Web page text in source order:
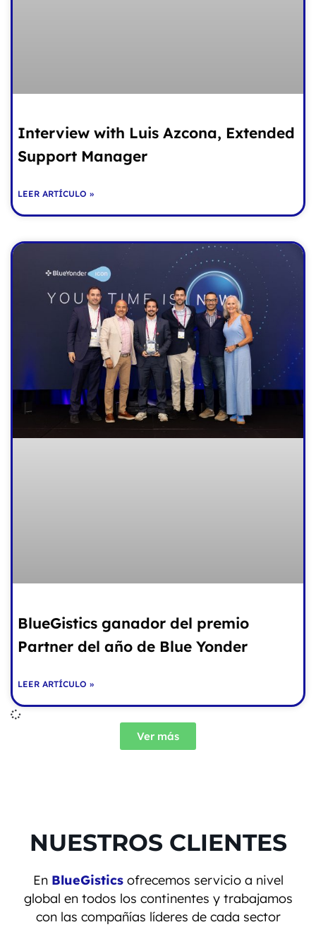
Interview with Luis Azcona, Extended
Support Manager
LEER ARTÍCULO »
BlueGistics ganador del premio
Partner del año de Blue Yonder
LEER ARTÍCULO »
Ver más
NUESTROS CLIENTES
En BlueGisticsofrecemos servicio a nivel
global en todos los continentes y trabajamos
con las compañías líderes de cada sector